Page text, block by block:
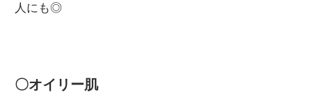
人にも◎
〇オイリー肌